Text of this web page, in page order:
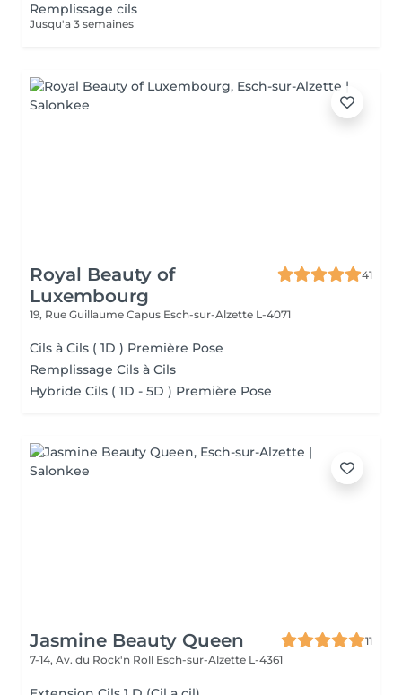
Remplissage cils
Jusqu'a 3 semaines
Royal Beauty of
Luxembourg
41
19, Rue Guillaume Capus Esch-sur-Alzette L-4071
Cils à Cils ( 1D ) Première Pose
Remplissage Cils à Cils
Hybride Cils ( 1D - 5D ) Première Pose
Jasmine Beauty Queen
11
7-14, Av. du Rock'n Roll Esch-sur-Alzette L-4361